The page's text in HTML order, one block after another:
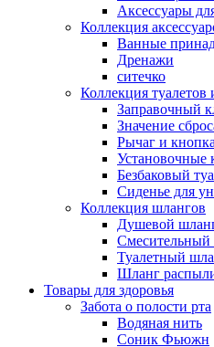
Аксессуары
Коллекция
Ванные
Дренажи
ситечко
Коллекция туалетов
Заправочный
Значение
Рычаг и
Установочные
Безбаковый
Сиденье для
Коллекция шлангов
Душевой
Смесительный
Туалетный
Шланг
Товары для здоровья
Забота о полости рта
Водяная нить
Соник Фьюжн